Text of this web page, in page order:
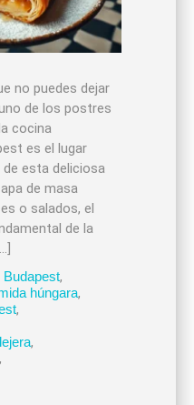
no puedes dejar
de los postres
cocina
es el lugar
esta deliciosa
de masa
o salados, el
de la
,
húngara,
,
,
,